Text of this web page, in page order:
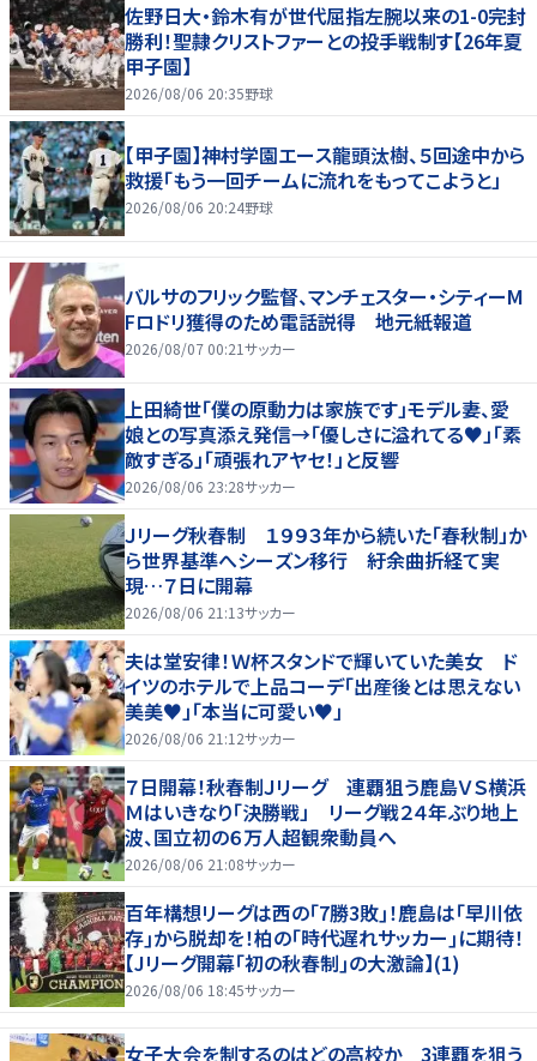
佐野日大・鈴木有が世代屈指左腕以来の1-0完封
勝利！聖隷クリストファーとの投手戦制す【26年夏
甲子園】
2026/08/06 20:35野球
【甲子園】神村学園エース龍頭汰樹、５回途中から
救援「もう一回チームに流れをもってこようと」
2026/08/06 20:24野球
バルサのフリック監督、マンチェスター・シティーM
Fロドリ獲得のため電話説得 地元紙報道
2026/08/07 00:21サッカー
上田綺世「僕の原動力は家族です」モデル妻、愛
娘との写真添え発信→「優しさに溢れてる♥」「素
敵すぎる」「頑張れアヤセ！」と反響
2026/08/06 23:28サッカー
Ｊリーグ秋春制 １９９３年から続いた「春秋制」か
ら世界基準へシーズン移行 紆余曲折経て実
現…７日に開幕
2026/08/06 21:13サッカー
夫は堂安律！Ｗ杯スタンドで輝いていた美女 ド
イツのホテルで上品コーデ「出産後とは思えない
美美♥」「本当に可愛い♥」
2026/08/06 21:12サッカー
７日開幕！秋春制Ｊリーグ 連覇狙う鹿島ＶＳ横浜
Ｍはいきなり「決勝戦」 リーグ戦２４年ぶり地上
波、国立初の６万人超観衆動員へ
2026/08/06 21:08サッカー
百年構想リーグは西の｢7勝3敗｣！鹿島は｢早川依
存｣から脱却を！柏の｢時代遅れサッカー｣に期待！
【Jリーグ開幕｢初の秋春制｣の大激論】(1)
2026/08/06 18:45サッカー
女子大会を制するのはどの高校か 3連覇を狙う